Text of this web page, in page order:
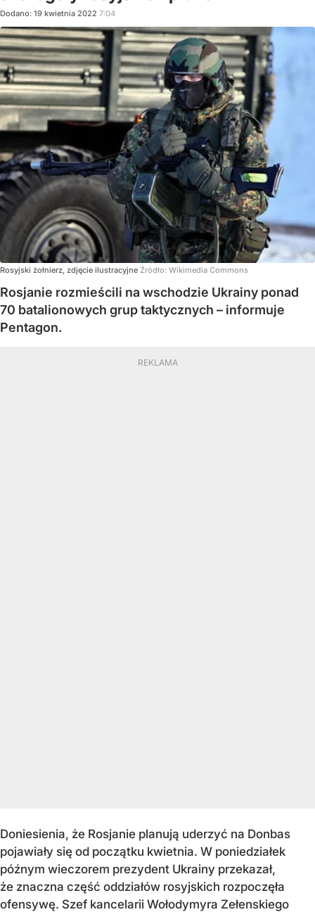
Dodano: 19 kwietnia 2022 7:04
Rosyjski żołnierz, zdjęcie ilustracyjne Źródło: Wikimedia Commons
Rosjanie rozmieścili na wschodzie Ukrainy ponad
70 batalionowych grup taktycznych – informuje
Pentagon.
Doniesienia, że Rosjanie planują uderzyć na Donbas
pojawiały się od początku kwietnia. W poniedziałek
późnym wieczorem prezydent Ukrainy przekazał,
że znaczna część oddziałów rosyjskich rozpoczęła
ofensywę. Szef kancelarii Wołodymyra Zełenskiego